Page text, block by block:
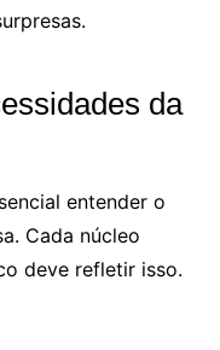
da
entender o
Cada núcleo
deve refletir isso.